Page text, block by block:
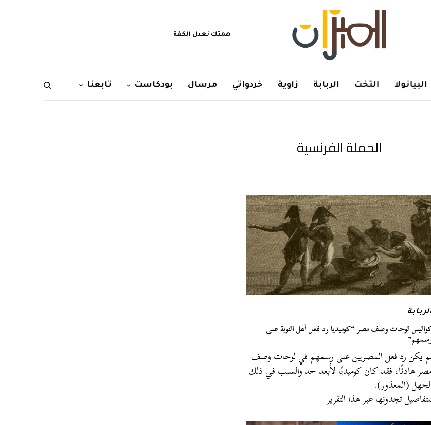
همتك نعدل الكفة
البيانولا التخت الربابة زاوية خردواتي مرسال بودكاست تابعنا
الحملة الفرنسية
لوحات وصف مصر “كوميديا رد فعل أهل النوبة على
يكن رد فعل المصريين على رسمهم في لوحات وصف
هادئًا، فقد كان كوميديًا لأبعد حد والسبب في ذلك
(المعذور).
تجدونها عبر هذا التقرير